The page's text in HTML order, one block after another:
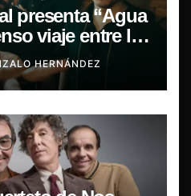
presenta “Agua
viaje entre la
HERNÁNDEZ